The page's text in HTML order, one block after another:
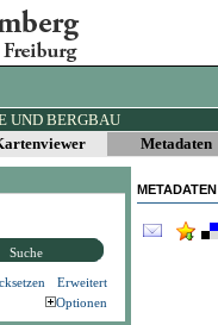
UND BERGBAU
Metadaten
Suche
Erweitert
Optionen